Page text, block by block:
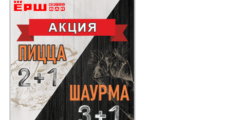
В детских садах Павлодара
усилили прививочный
контроль